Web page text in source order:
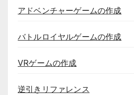
アドベンチャーゲームの作成
バトルロイヤルゲームの作成
VRゲームの作成
逆引きリファレンス